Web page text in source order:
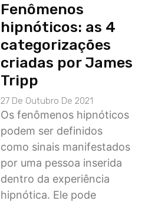
Fenômenos
hipnóticos: as 4
categorizações
criadas por James
Tripp
27 De Outubro De 2021
Os fenômenos hipnóticos
podem ser definidos
como sinais manifestados
por uma pessoa inserida
dentro da experiência
hipnótica. Ele pode